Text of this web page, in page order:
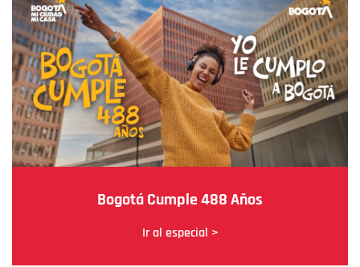
Bogotá Cumple 488 Años
Ir al especial >